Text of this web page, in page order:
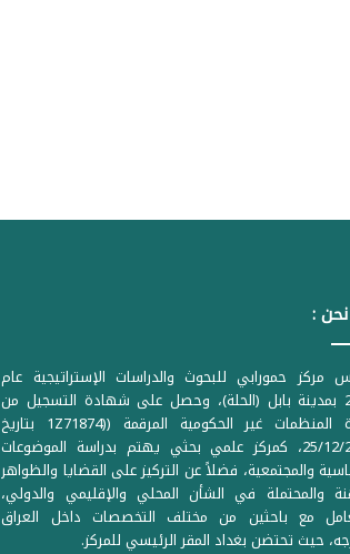
:
مركز حمورابي للبحوث والدراسات الإستراتيجية عام
2008 بمدينة بابل (الحلة)، وحصل على شهادة التسجيل من
دائرة المنظمات غير الحكومية المرقمة ((1Z71874 بتاريخ
25/12/2012، كمركز علمي بحثي يهتم بدراسة الموضوعات
والمجتمعية، فضلاً عن التركيز على القضايا والظواهر
والمحتملة في الشأن المحلي والإقليمي والدولي،
مع باحثين من مختلف التخصصات داخل العراق
حيث تحتضن بغداد المقر الرئيسي للمركز.